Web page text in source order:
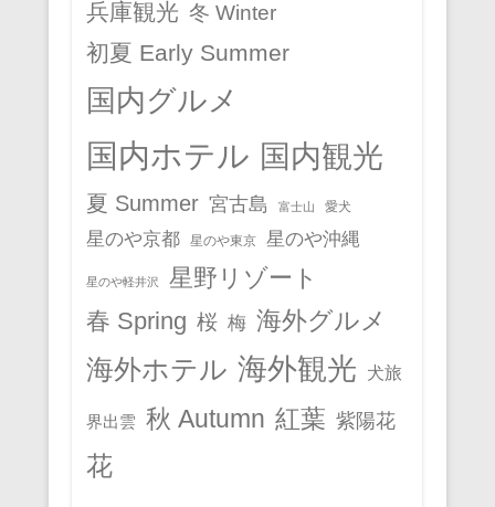
兵庫観光 冬 Winter
初夏 Early Summer
国内グルメ
国内ホテル 国内観光
夏 Summer 宮古島 富士山 愛犬
星のや京都 星のや東京 星のや沖縄
星のや軽井沢
星野リゾート
春 Spring 桜 梅 海外グルメ
海外ホテル 海外観光 犬旅
界出雲 秋 Autumn 紅葉 紫陽花
花